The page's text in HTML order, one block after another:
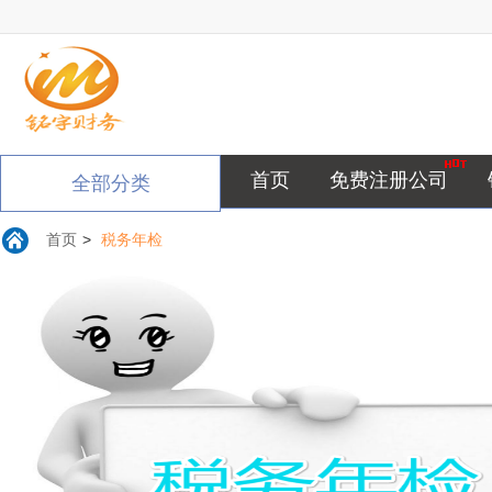
全部分类 首页 免费注册公司
首页 > 税务年检